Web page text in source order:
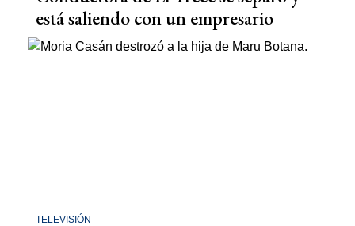
está saliendo con un empresario
TELEVISIÓN